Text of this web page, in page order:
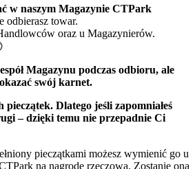
w naszym Magazynie CTPark
odbierasz towar.
oraz u Magazynierów.
Magazynu podczas odbioru, ale
swój karnet.
pieczątek. Dlatego jeśli zapomniałeś
– dzięki temu nie przepadnie Ci
pieczątkami możesz wymienić go u
na nagrodę rzeczową. Zostanie ona